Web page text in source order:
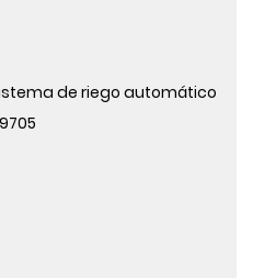
más
de riego automático